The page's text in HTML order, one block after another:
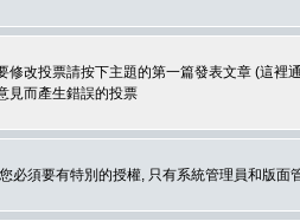
改投票請按下主題的第一篇發表文章 (這
見而產生錯誤的投票
必須要有特別的授權, 只有系統管理員和版